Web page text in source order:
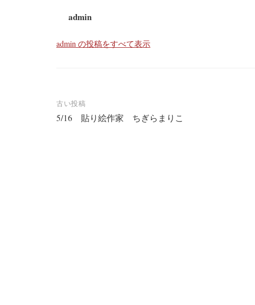
admin
admin の投稿をすべて表示
投
稿
古い投稿
5/16 貼り絵作家 ちぎらまりこ